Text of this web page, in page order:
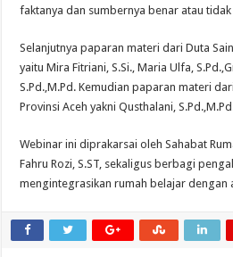
faktanya dan sumbernya benar atau
Selanjutnya paparan materi dari Duta
yaitu Mira Fitriani, S.Si., Maria Ulfa,
S.Pd.,M.Pd. Kemudian paparan materi
Provinsi Aceh yakni Qusthalani,
Webinar ini diprakarsai oleh Sahabat
Fahru Rozi, S.ST, sekaligus berbagi
mengintegrasikan rumah belajar dengan